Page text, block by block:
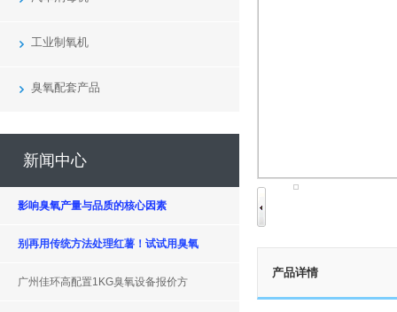
工业制氧机
臭氧配套产品
新闻中心
​影响臭氧产量与品质的核心因素
别再用传统方法处理红薯！试试用臭氧
广州佳环高配置1KG臭氧设备报价方
产品详情